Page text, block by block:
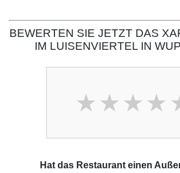
BEWERTEN SIE JETZT DAS
IM LUISENVIERTEL IN
Hat das Restaurant einen